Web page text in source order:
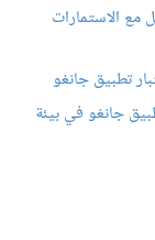
مع الاستمارات
تطبيق جانغو
- الجزء 10: نشر تطبيق جانغو في بيئة